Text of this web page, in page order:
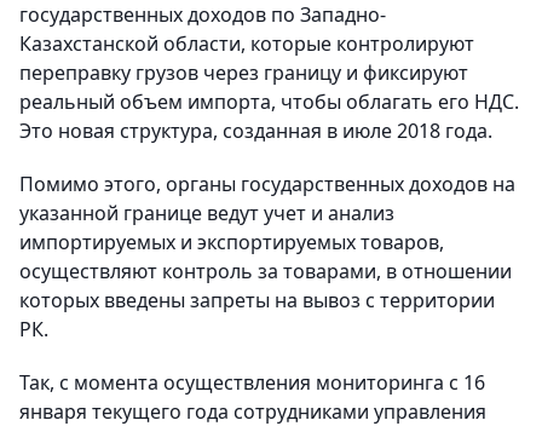
государственных доходов по Западно-
Казахстанской области, которые контролируют
переправку грузов через границу и фиксируют
реальный объем импорта, чтобы облагать его НДС.
Это новая структура, созданная в июле 2018 года.
Помимо этого, органы государственных доходов на
указанной границе ведут учет и анализ
импортируемых и экспортируемых товаров,
осуществляют контроль за товарами, в отношении
которых введены запреты на вывоз с территории
РК.
Так, с момента осуществления мониторинга с 16
января текущего года сотрудниками управления